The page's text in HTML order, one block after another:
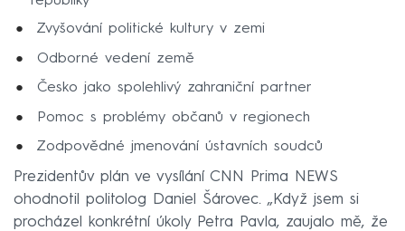
Zvyšování politické kultury v zemi
Odborné vedení země
Česko jako spolehlivý zahraniční partner
Pomoc s problémy občanů v regionech
Zodpovědné jmenování ústavních soudců
Prezidentův plán ve vysílání CNN Prima NEWS
ohodnotil politolog Daniel Šárovec. „Když jsem si
procházel konkrétní úkoly Petra Pavla, zaujalo mě, že